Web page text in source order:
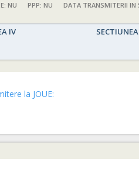
NU PPP: NU
DATA TRANSMITERII IN
IV
la JOUE: